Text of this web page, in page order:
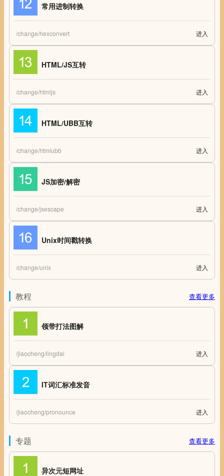
常用进制转换
常用进制转换
/change/hexconvert 进入
HTML/JS互转
HTML/JS互转 HTML与JavaScript代码互转工具
/change/htmljs 进入
HTML/UBB互转
HTML/UBB互转 HTML与UBB代码互转工具
/change/htmlubb 进入
JS加密/解密
JS加密/解密
/change/jsescape 进入
Unix时间戳转换
Unix时间戳转换 Unix时间戳(Unix timestamp)转换工具
/change/unix 进入
教程 查看更多
领带打法图解
领带打法图解 领带打法 怎么打领带图解
/jiaocheng/lingdai 进入
IT词汇标准发音
IT词汇标准发音
/jiaocheng/pronounce 进入
专题 查看更多
异次元短网址